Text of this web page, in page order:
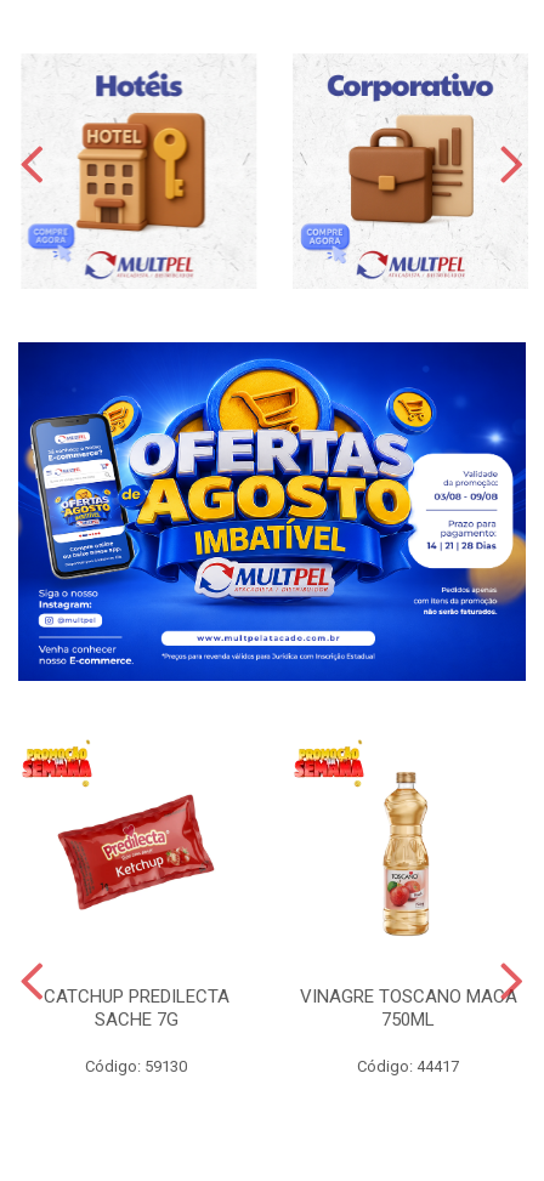
CATCHUP PREDILECTA
SACHE 7G
Código: 59130
VINAGRE TOSCANO MACA
750ML
Código: 44417